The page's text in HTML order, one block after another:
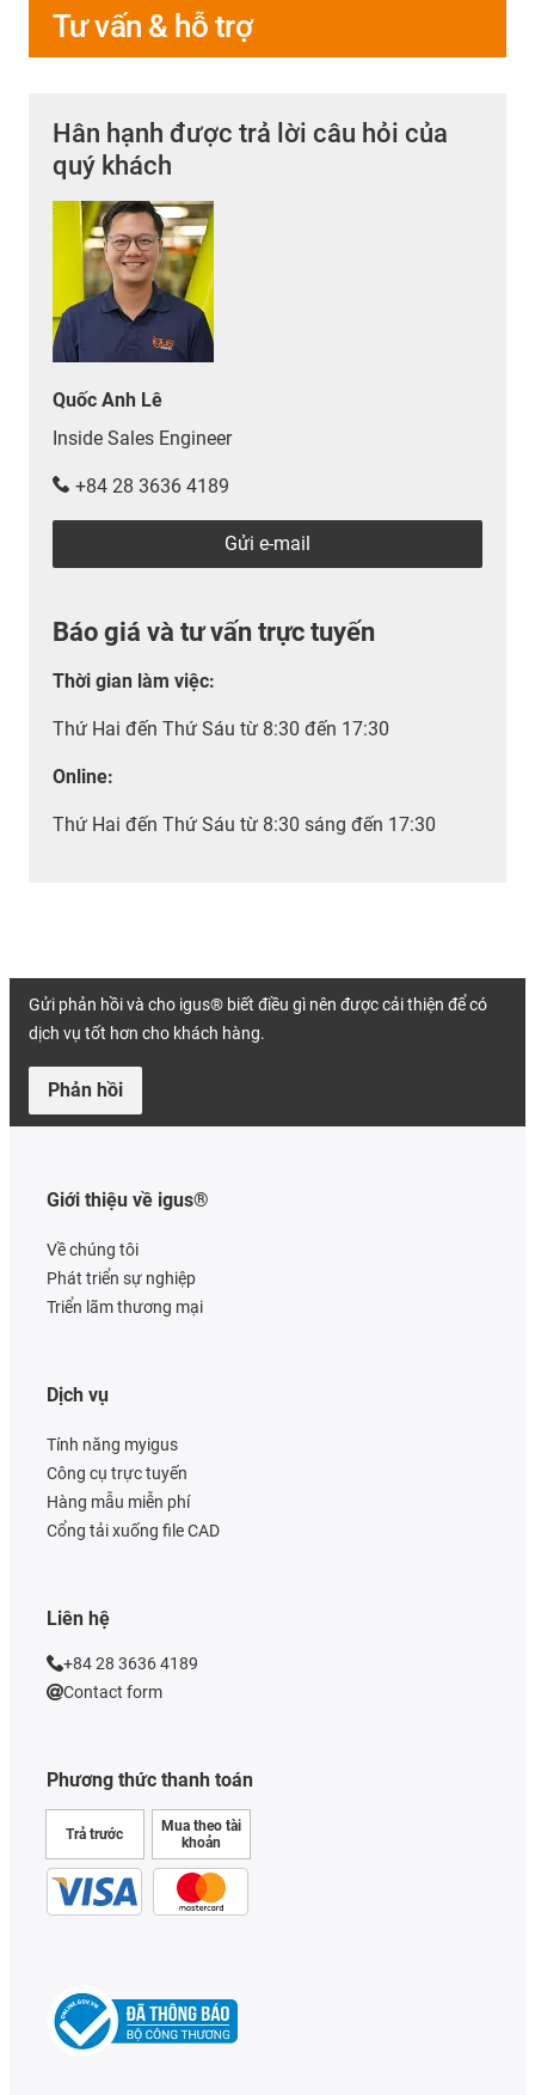
Tư vấn & hỗ trợ
Hân hạnh được trả lời câu hỏi của
quý khách
Quốc Anh Lê
Inside Sales Engineer
+84 28 3636 4189
Gửi e-mail
Báo giá và tư vấn trực tuyến
Thời gian làm việc:
Thứ Hai đến Thứ Sáu từ 8:30 đến 17:30
Online:
Thứ Hai đến Thứ Sáu từ 8:30 sáng đến 17:30
Gửi phản hồi và cho igus® biết điều gì nên được cải thiện để có
dịch vụ tốt hơn cho khách hàng.
Phản hồi
Giới thiệu về igus®
Về chúng tôi
Phát triển sự nghiệp
Triển lãm thương mại
Phương thức thanh toán
Trả trước
Mua theo tài
khoản
Dịch vụ
Tính năng myigus
Công cụ trực tuyến
Hàng mẫu miễn phí
Cổng tải xuống file CAD
Liên hệ
+84 28 3636 4189
Contact form